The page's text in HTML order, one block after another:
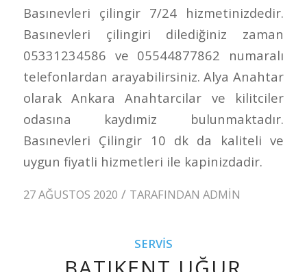
Basınevleri çilingir 7/24 hizmetinizdedir.
Basınevleri çilingiri dilediğiniz zaman
05331234586 ve 05544877862 numaralı
telefonlardan arayabilirsiniz. Alya Anahtar
olarak Ankara Anahtarcilar ve kilitciler
odasına kaydımiz bulunmaktadır.
Basınevleri Çilingir 10 dk da kaliteli ve
uygun fiyatli hizmetleri ile kapinizdadir.
27 AĞUSTOS 2020 / TARAFINDAN ADMIN
SERVIS